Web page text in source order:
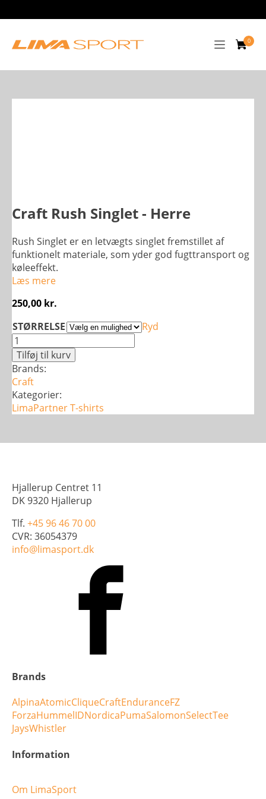
Craft Rush Singlet - Herre
Rush Singlet er en letvægts singlet fremstillet af
funktionelt materiale, som yder god fugttransport og
køleeffekt.
Læs mere
250,00 kr.
STØRRELSE
Ryd
Craft
Rush
Singlet
-
Herre
antal
Tilføj til kurv
Brands:
Craft
Kategorier:
LimaPartnerT-shirts
Hjallerup Centret 11
DK 9320 Hjallerup
Tlf. +45 96 46 70 00
CVR: 36054379
info@limasport.dk
Brands
AlpinaAtomicCliqueCraftEnduranceFZ
ForzaHummelIDNordicaPumaSalomonSelectTee
JaysWhistler
Information
Om LimaSport